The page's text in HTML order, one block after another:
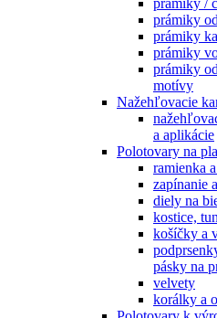
prámiky
prámiky
prámiky
prámiky
motívy
Nažehľovacie
a aplikácie
Polotovary na
ramienka
zapínanie
diely na
kostice,
košíčky a
pásky na
velvety
korálky a